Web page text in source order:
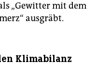
„Gewitter mit dem
ausgräbt.
Klimabilanz